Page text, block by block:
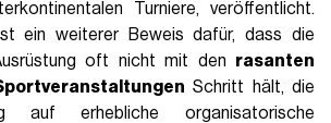
Turniere, veröffentlicht.
ein weiterer Beweis dafür, dass die
oft nicht mit den rasanten
Schritt hält, die
auf erhebliche organisatorische